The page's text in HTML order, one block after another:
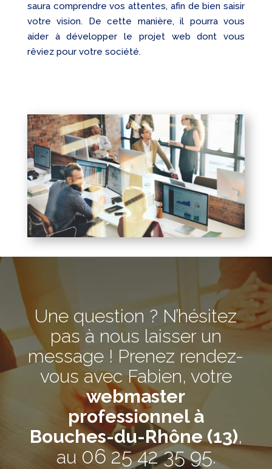
saura comprendre vos attentes, afin de bien saisir
votre vision. De cette manière, il pourra vous
aider à développer le projet web dont vous
rêviez pour votre société.
Une question ? N’hésitez
pas à nous laisser un
message ! Prenez rendez-
vous avec Fabien, votre
webmaster
professionnel à
Bouches-du-Rhône (13),
au 06 25 42 35 95.